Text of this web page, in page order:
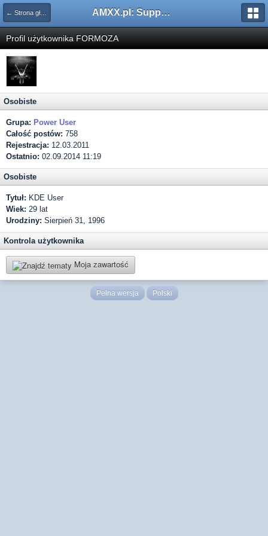
← Strona główna AMXX.pl: Support AMX Mod X i SourceMod
Profil użytkownika FORMOZA
Osobiste
Grupa: Power User
Całość postów: 758
Rejestracja: 12.03.2011
Ostatnio: 02.09.2014 11:19
Osobiste
Tytuł: KDE User
Wiek: 29 lat
Urodziny: Sierpień 31, 1996
Kontrola użytkownika
Moja zawartość
Pełna wersja Polski